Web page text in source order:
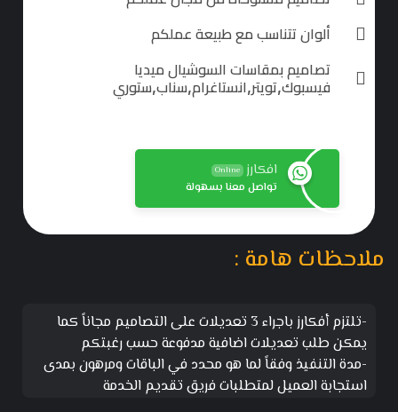
ألوان تتناسب مع طبيعة عملكم
تصاميم بمقاسات السوشيال ميديا
فيسبوك,تويتر,انستاغرام,سناب,ستوري
افكارز Online
تواصل معنا بسهولة
ملاحظات هامة :
-تلتزم أفكارز باجراء 3 تعديلات على التصاميم مجاناً كما
يمكن طلب تعديلات اضافية مدفوعة حسب رغبتكم
-مدة التنفيذ وفقاً لما هو محدد في الباقات ومرهون بمدى
استجابة العميل لمتطلبات فريق تقديم الخدمة